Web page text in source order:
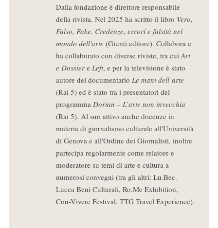
Dalla fondazione è direttore responsabile
della rivista. Nel 2025 ha scritto il libro Vero,
Falso, Fake. Credenze, errori e falsità nel
mondo dell'arte (Giunti editore). Collabora e
ha collaborato con diverse riviste, tra cui Art
e Dossiere Left, e per la televisione è stato
autore del documentario Le mani dell’arte
(Rai 5) ed è stato tra i presentatori del
programma Dorian – L’arte non invecchia
(Rai 5). Al suo attivo anche docenze in
materia di giornalismo culturale all'Università
di Genova e all'Ordine dei Giornalisti, inoltre
partecipa regolarmente come relatore e
moderatore su temi di arte e cultura a
numerosi convegni (tra gli altri: Lu.Bec.
Lucca Beni Culturali, Ro.Me Exhibition,
Con-Vivere Festival, TTG Travel Experience).